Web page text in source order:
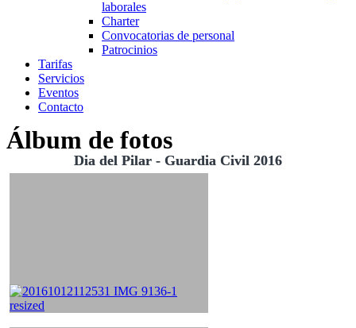
laborales
Charter
Convocatorias de personal
Patrocinios
Tarifas
Servicios
Eventos
Contacto
Álbum de fotos
Dia del Pilar - Guardia Civil 2016